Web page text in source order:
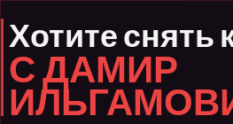
Хотите снять
С ДАМИР